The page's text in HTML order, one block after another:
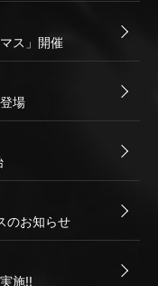
ス」開催
場
のお知らせ
施!!